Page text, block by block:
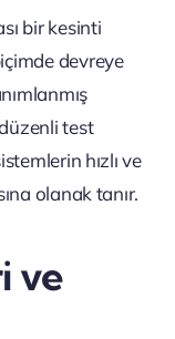
bir kesinti
devreye
test
hızlı ve
olanak tanır.
ve